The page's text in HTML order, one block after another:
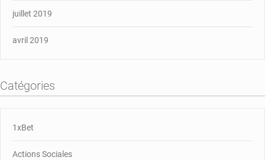
juillet 2019
avril 2019
Catégories
1xBet
Actions Sociales